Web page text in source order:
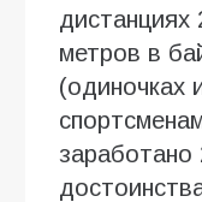
дистанциях
метров в
(одиночках
заработано